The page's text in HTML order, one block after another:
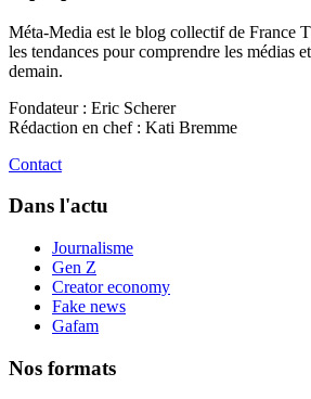
Méta-Media est le blog collectif de France
les tendances pour comprendre les médias
demain.
Fondateur : Eric Scherer
Rédaction en chef : Kati Bremme
Contact
Dans l'actu
Journalisme
Gen Z
Creator economy
Fake news
Gafam
Nos formats